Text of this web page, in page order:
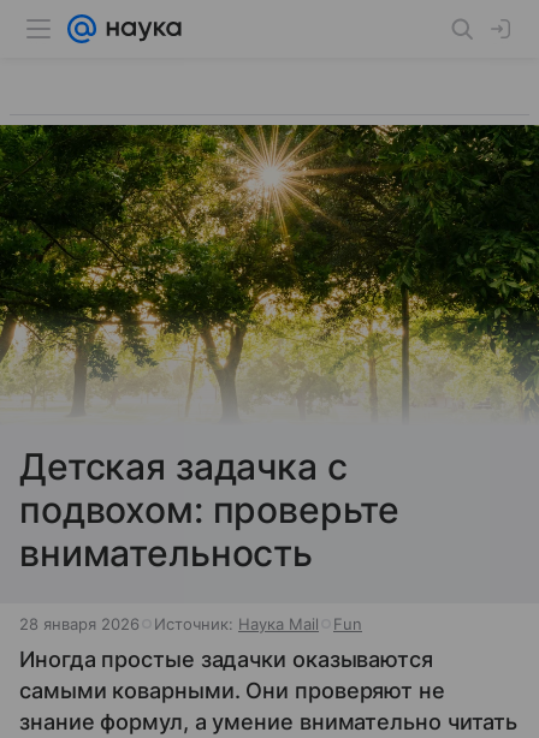
Детская задачка c
подвохом: проверьте
внимательность
28 января 2026 Источник: Наука Mail Fun
Иногда простые задачки оказываются
самыми коварными. Они проверяют не
знание формул, а умение внимательно читать